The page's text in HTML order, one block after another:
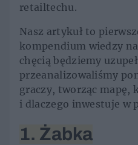
retailtechu.
Nasz artykuł to
kompendium wiedzy
chęcią będziemy
przeanalizowaliśmy
graczy, tworząc mapę,
i dlaczego inwestuje w
1. Żabka